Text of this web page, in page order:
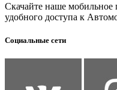
Скачайте наше мобильное
удобного доступа к
Социальные сети